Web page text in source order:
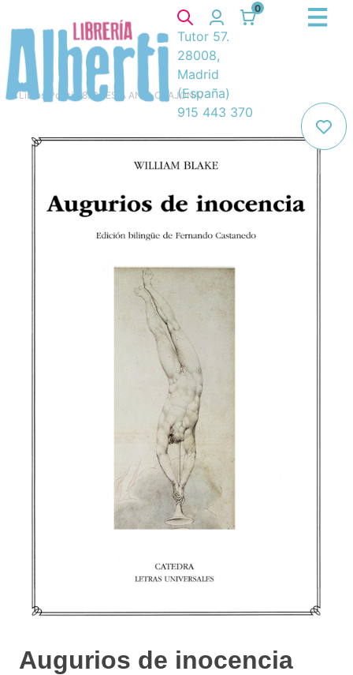
0
Tutor 57.
28008,
Madrid
(España)
915 443 370
Libros Poesía /8. POESIA ANGLOSAJONA/
Augurios de inocencia